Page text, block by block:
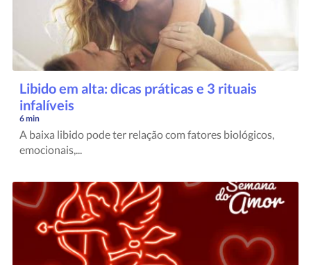
Libido em alta: dicas práticas e 3 rituais
infalíveis
6 min
A baixa libido pode ter relação com fatores biológicos,
emocionais,...